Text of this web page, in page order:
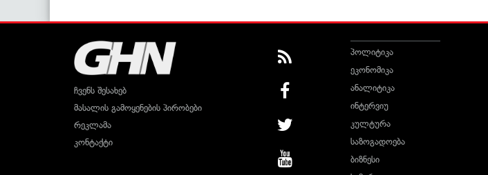
ჩვენს შესახებ
მასალის გამოყენების პირობები
რეკლამა
კონტაქტი
პოლიტიკა
ეკონომიკა
ანალიტიკა
ინტერვიუ
კულტურა
საზოგადოება
ბიზნესი